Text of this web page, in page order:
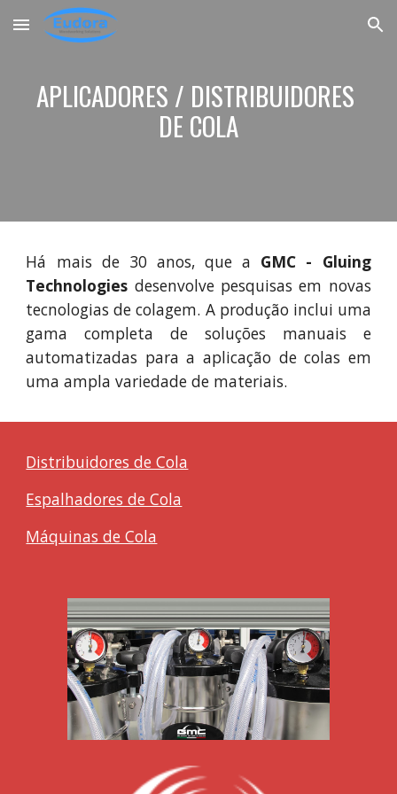
Skip to main content Skip to navigation
APLICADORES / DISTRIBUIDORES
DE COLA
Há mais de 30 anos, quea GMC - Gluing
Technologies desenvolve pesquisas em novas
tecnologias de colagem. Aprodução inclui uma
gama completa de soluções manuais e
automatizadas para a aplicação de colas em
uma ampla variedade de materiais.
Distribuidores de Cola
Espalhadores de Cola
Máquinas de Cola